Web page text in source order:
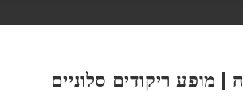
ריקודים סלוניים